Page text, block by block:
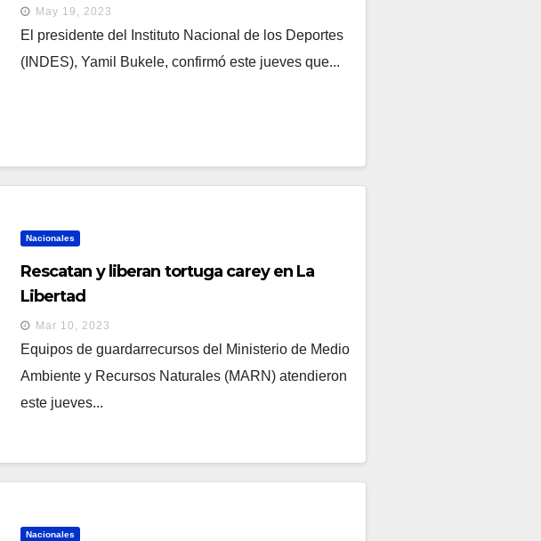
May 19, 2023
El presidente del Instituto Nacional de los Deportes
(INDES), Yamil Bukele, confirmó este jueves que...
Nacionales
Rescatan y liberan tortuga carey en La
Libertad
Mar 10, 2023
Equipos de guardarrecursos del Ministerio de Medio
Ambiente y Recursos Naturales (MARN) atendieron
este jueves...
Nacionales